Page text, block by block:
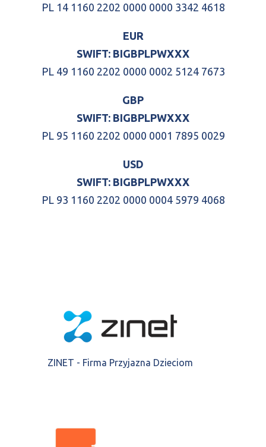
PL 14 1160 2202 0000 0000 3342 4618
EUR
SWIFT: BIGBPLPWXXX
PL 49 1160 2202 0000 0002 5124 7673
GBP
SWIFT: BIGBPLPWXXX
PL 95 1160 2202 0000 0001 7895 0029
USD
SWIFT: BIGBPLPWXXX
PL 93 1160 2202 0000 0004 5979 4068
ZINET - Firma Przyjazna Dzieciom